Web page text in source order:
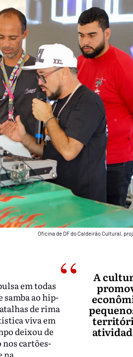
Oficina de DF do Caldeirão Cultural,
A
em todas
samba ao hip-
de rima
viva em
deixou de
cartões-
na